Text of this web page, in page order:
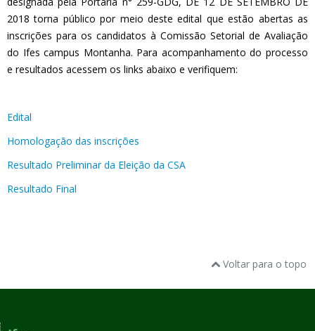
2018 torna público por meio deste edital que estão abertas as
inscrições para os candidatos à Comissão Setorial de Avaliação
do Ifes campus Montanha. Para acompanhamento do processo
e resultados acessem os links abaixo e verifiquem:
Edital
Homologação das inscrições
Resultado Preliminar da Eleição da CSA
Resultado Final
Voltar para o topo